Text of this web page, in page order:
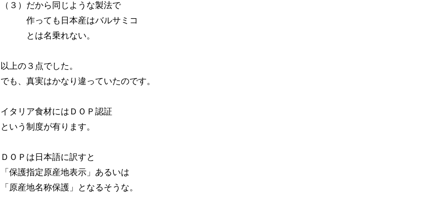
（３）だから同じような製法で
作っても日本産はバルサミコ
とは名乗れない。
以上の３点でした。
でも、真実はかなり違っていたのです。
イタリア食材にはＤＯＰ認証
という制度が有ります。
ＤＯＰは日本語に訳すと
「保護指定原産地表示」あるいは
「原産地名称保護」となるそうな。